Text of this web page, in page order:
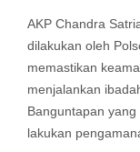
AKP Chandra
dilakukan oleh
memastikan
menjalankan
Banguntapan
lakukan